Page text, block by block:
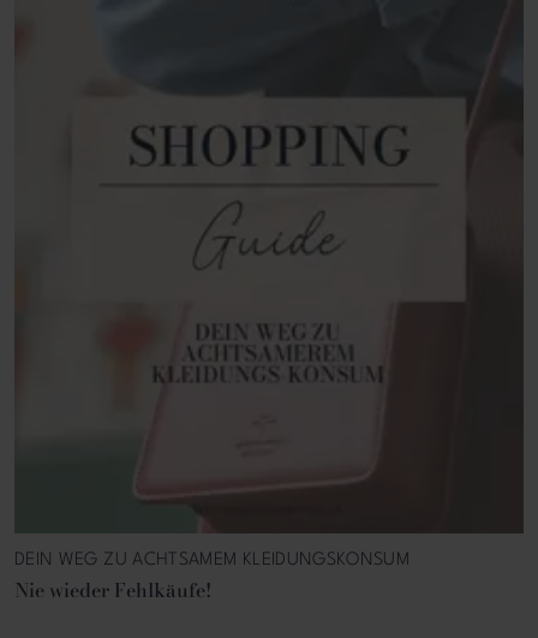
DEIN WEG ZU ACHTSAMEM KLEIDUNGSKONSUM
Nie wieder Fehlkäufe!